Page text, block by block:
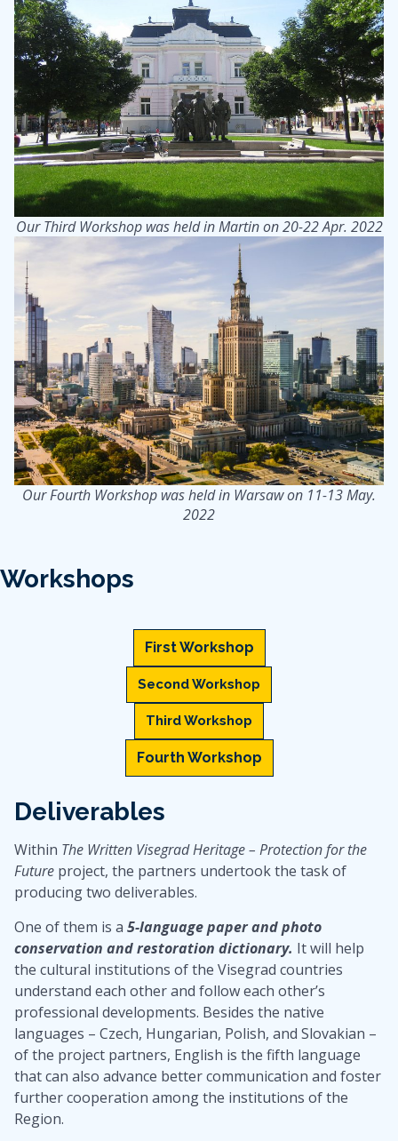
Our Third Workshop was held in Martin on 20-22 Apr. 2022
Our Fourth Workshop was held in Warsaw on 11-13 May.
2022
Workshops
First Workshop
Second Workshop
Third Workshop
Fourth Workshop
Deliverables
Within The Written Visegrad Heritage – Protection for the
Future project, the partners undertook the task of
producing two deliverables.
One of them is a 5-language paper and photo
conservation and restoration dictionary. It will help
the cultural institutions of the Visegrad countries
understand each other and follow each other’s
professional developments. Besides the native
languages – Czech, Hungarian, Polish, and Slovakian –
of the project partners, English is the fifth language
that can also advance better communication and foster
further cooperation among the institutions of the
Region.